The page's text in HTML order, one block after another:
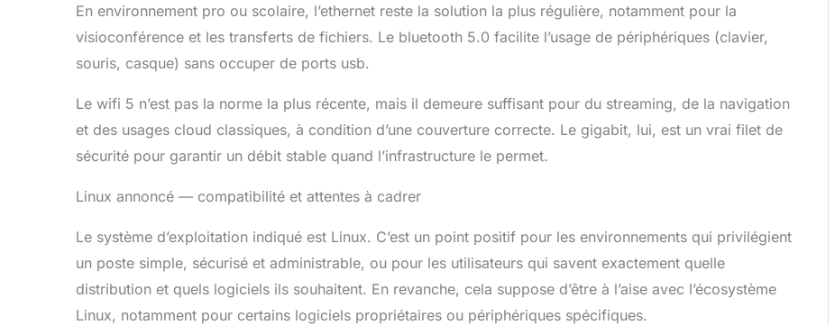
En environnement pro ou scolaire, l’ethernet reste la solution la plus régulière, notamment pour la
visioconférence et les transferts de fichiers. Le bluetooth 5.0 facilite l’usage de périphériques (clavier,
souris, casque) sans occuper de ports usb.
Le wifi 5 n’est pas la norme la plus récente, mais il demeure suffisant pour du streaming, de la navigation
et des usages cloud classiques, à condition d’une couverture correcte. Le gigabit, lui, est un vrai filet de
sécurité pour garantir un débit stable quand l’infrastructure le permet.
Linux annoncé — compatibilité et attentes à cadrer
Le système d’exploitation indiqué est Linux. C’est un point positif pour les environnements qui privilégient
un poste simple, sécurisé et administrable, ou pour les utilisateurs qui savent exactement quelle
distribution et quels logiciels ils souhaitent. En revanche, cela suppose d’être à l’aise avec l’écosystème
Linux, notamment pour certains logiciels propriétaires ou périphériques spécifiques.